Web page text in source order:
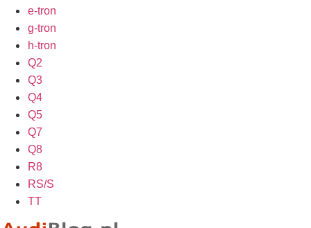
e-tron
g-tron
h-tron
Q2
Q3
Q4
Q5
Q7
Q8
R8
RS/S
TT